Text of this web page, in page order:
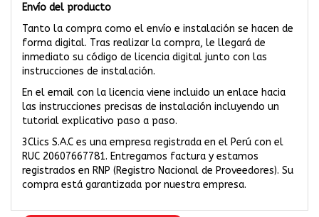
Envío del producto
Tanto la compra como el envío e instalación se hacen de
forma digital. Tras realizar la compra, le llegará de
inmediato su código de licencia digital junto con las
instrucciones de instalación.
En el email con la licencia viene incluido un enlace hacia
las instrucciones precisas de instalación incluyendo un
tutorial explicativo paso a paso.
3Clics S.A.C es una empresa registrada en el Perú con el
RUC 20607667781. Entregamos factura y estamos
registrados en RNP (Registro Nacional de Proveedores). Su
compra está garantizada por nuestra empresa.